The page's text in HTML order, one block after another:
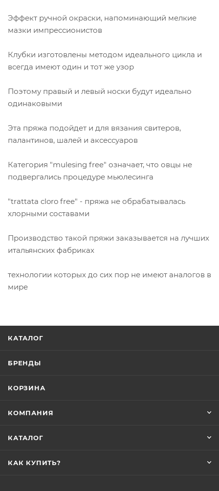
Эффект ручной окраски, напоминающий мелкие
мазки импрессионистов
Клубки изготовлены методом идеального цикла и
всегда имеют один и тот же узор
Поэтому правый и левый носки будут идеально
одинаковыми
Эта пряжа подойдет и для вязания свитеров,
палантинов, шалей и аксессуаров
Категория "mulesing free" означает, что овцы не
подвергались процедуре мьюлесинга
"trattata cloro free" - пряжа не обрабатывалась
хлорными составами
Производство такой пряжи заказывается на лучших
итальянских фабриках
технологии которых до сих пор не имеют аналогов в
мире
КАТАЛОГ
БРЕНДЫ
КОРЗИНА
КОМПАНИЯ
КАТАЛОГ
КАК КУПИТЬ?